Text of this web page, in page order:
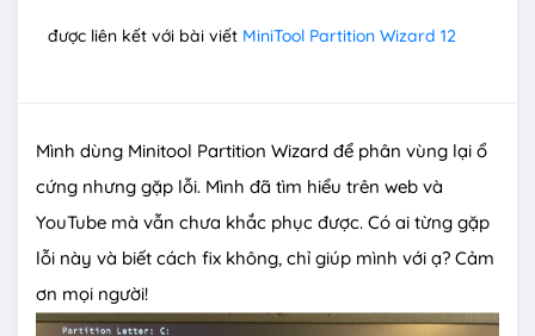
được liên kết với bài viết MiniTool Partition Wizard 12
Mình dùng Minitool Partition Wizard để phân vùng lại ổ
cứng nhưng gặp lỗi. Mình đã tìm hiểu trên web và
YouTube mà vẫn chưa khắc phục được. Có ai từng gặp
lỗi này và biết cách fix không, chỉ giúp mình với ạ? Cảm
ơn mọi người!